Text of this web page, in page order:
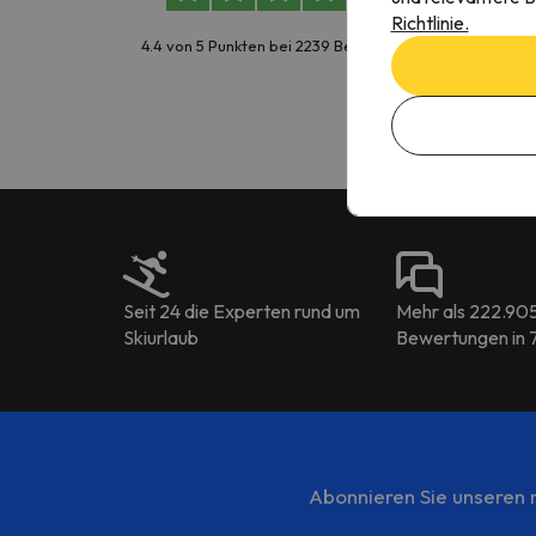
4.4 von 5 Punkten bei 2239 Bewertungen
Seit 24 die Experten rund um
Skiurlaub
Mehr als
Bewertungen in
Abonnieren Sie
Richtlinie.